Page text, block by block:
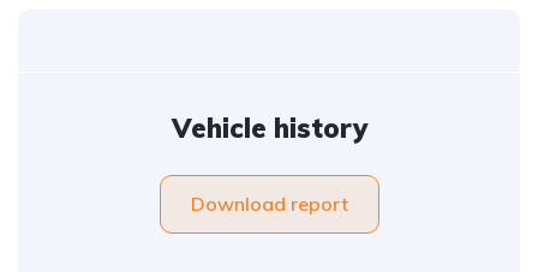
Vehicle history
Download report